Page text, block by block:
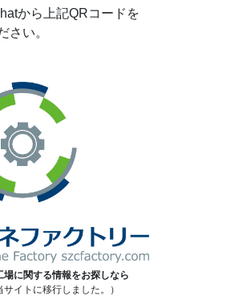
から上記QRコードを
さい。
場に関する情報をお探しなら
サイトに移行しました。）